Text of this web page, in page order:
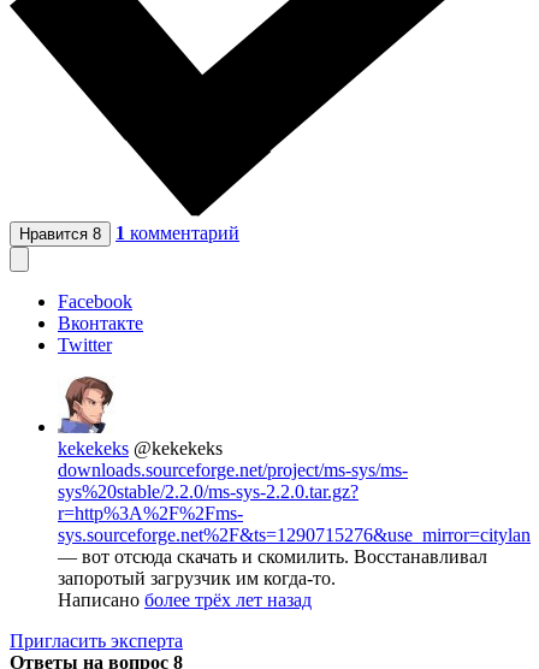
Нравится 8 1 комментарий
Facebook
Вконтакте
Twitter
kekekeks @kekekeks
downloads.sourceforge.net/project/ms-sys/ms-
sys%20stable/2.2.0/ms-sys-2.2.0.tar.gz?
r=http%3A%2F%2Fms-
sys.sourceforge.net%2F&ts=1290715276&use_mirror=citylan
— вот отсюда скачать и скомилить. Восстанавливал
запоротый загрузчик им когда-то.
Написано более трёх лет назад
Пригласить эксперта
Ответы на вопрос 8